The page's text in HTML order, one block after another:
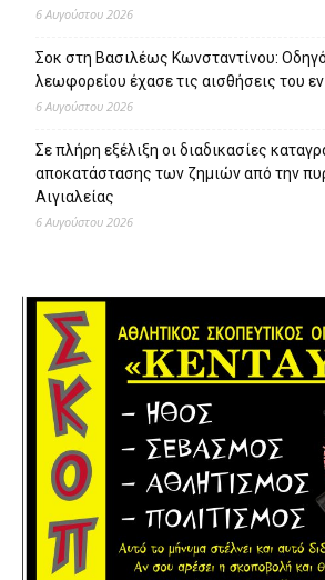
6 Αυγούστου 2026
Σοκ στη Βασιλέως Κωνσταντίνου:
λεωφορείου έχασε τις αισθήσεις του
6 Αυγούστου 2026
Σε πλήρη εξέλιξη οι διαδικασίες
αποκατάστασης των ζημιών από την
Αιγιαλείας
6 Αυγούστου 2026